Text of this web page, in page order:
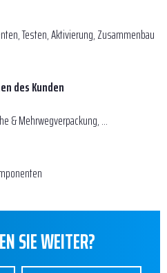
Testen, Aktivierung, Zusammenbau
des Kunden
& Mehrwegverpackung, ...
SIE WEITER?